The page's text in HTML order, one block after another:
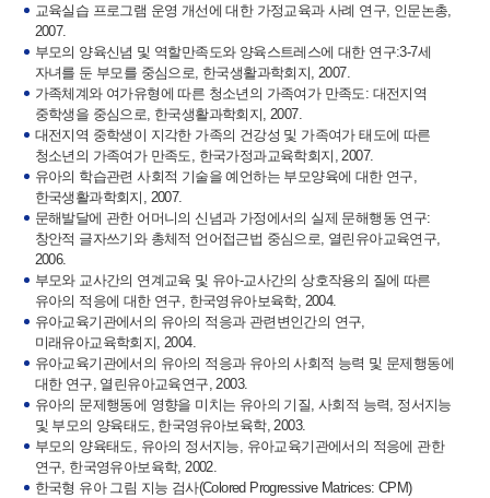
교육실습 프로그램 운영 개선에 대한 가정교육과 사례 연구, 인문논총,
2007.
부모의 양육신념 및 역할만족도와 양육스트레스에 대한 연구:3-7세
자녀를 둔 부모를 중심으로, 한국생활과학회지, 2007.
가족체계와 여가유형에 따른 청소년의 가족여가 만족도: 대전지역
중학생을 중심으로, 한국생활과학회지, 2007.
대전지역 중학생이 지각한 가족의 건강성 및 가족여가 태도에 따른
청소년의 가족여가 만족도, 한국가정과교육학회지, 2007.
유아의 학습관련 사회적 기술을 예언하는 부모양육에 대한 연구,
한국생활과학회지, 2007.
문해발달에 관한 어머니의 신념과 가정에서의 실제 문해행동 연구:
창안적 글자쓰기와 총체적 언어접근법 중심으로, 열린유아교육연구,
2006.
부모와 교사간의 연계교육 및 유아-교사간의 상호작용의 질에 따른
유아의 적응에 대한 연구, 한국영유아보육학, 2004.
유아교육기관에서의 유아의 적응과 관련변인간의 연구,
미래유아교육학회지, 2004.
유아교육기관에서의 유아의 적응과 유아의 사회적 능력 및 문제행동에
대한 연구, 열린유아교육연구, 2003.
유아의 문제행동에 영향을 미치는 유아의 기질, 사회적 능력, 정서지능
및 부모의 양육태도, 한국영유아보육학, 2003.
부모의 양육태도, 유아의 정서지능, 유아교육기관에서의 적응에 관한
연구, 한국영유아보육학, 2002.
한국형 유아 그림 지능 검사(Colored Progressive Matrices: CPM)